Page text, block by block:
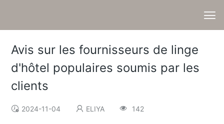
Avis sur les fournisseurs de linge
d'hôtel populaires soumis par les
clients
2024-11-04 ELIYA 142